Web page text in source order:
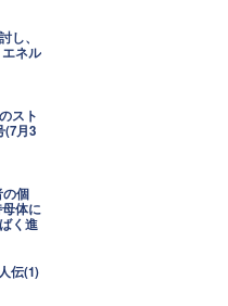
し、
ネル
スト
(7月3
個
体に
く進
伝(1)